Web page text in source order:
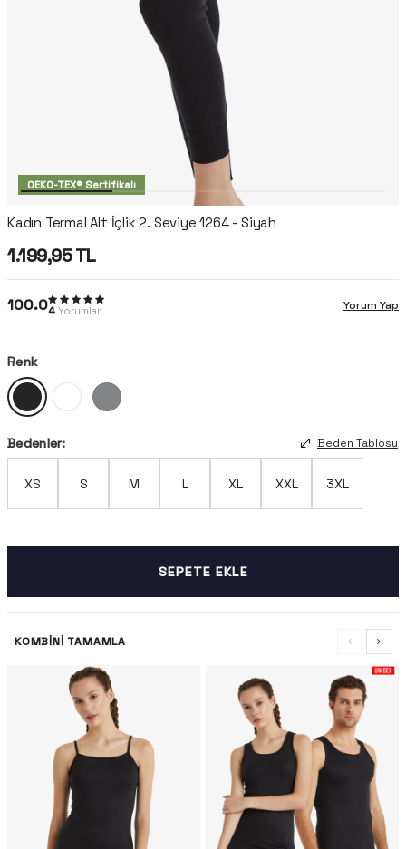
OEKO-TEX® Sertifikalı
Kadın Termal Alt İçlik 2. Seviye 1264 - Siyah
1.199,95TL
100.04 Yorumlar Yorum Yap
Renk
Bedenler: Beden Tablosu
XS S M L XL XXL 3XL
SEPETE EKLE
KOMBINI TAMAMLA